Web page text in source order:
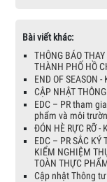
Bài viết khác:
THÔNG BÁO
THÀNH PHỐ HỒ
END OF SEASON
CẬP NHẬT
EDC – PR tham
phẩm và môi
ĐÓN HÈ RỰC RỠ -
EDC – PR SẮC KÝ
KIỂM NGHIỆM
TOÀN THỰC
Cập nhật Thông